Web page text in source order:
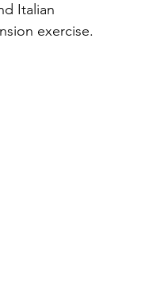
Italian
exercise.